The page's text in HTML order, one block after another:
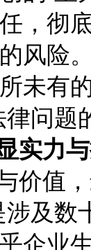
，彻
风险
未有
问题
实力
价值
及
企业